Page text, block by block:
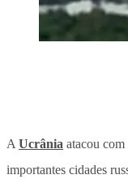
A Ucrânia atacou com
importantes cidades